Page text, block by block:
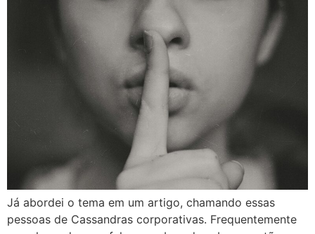
Já abordei o tema em um artigo, chamando essas
pessoas de Cassandras corporativas. Frequentemente